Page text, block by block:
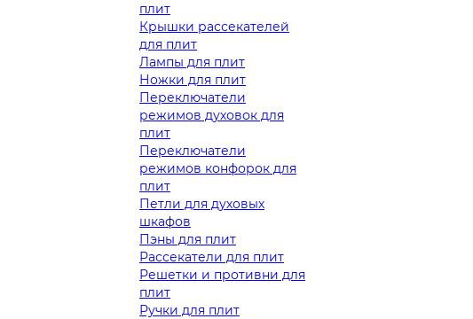
плит
Крышки рассекателей
для плит
Лампы для плит
Ножки для плит
Переключатели
режимов духовок для
плит
Переключатели
режимов конфорок для
плит
Петли для духовых
шкафов
Пэны для плит
Рассекатели для плит
Решетки и противни для
плит
Ручки для плит